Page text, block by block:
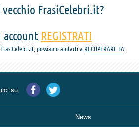
FrasiCelebri.it?
account REGISTRATI
possiamo aiutarti a RECUPERARE LA
su
News